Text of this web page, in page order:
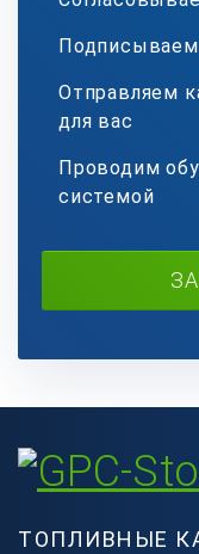
Отправляем
для вас
Проводим
системой
ТОПЛИВНЫЕ